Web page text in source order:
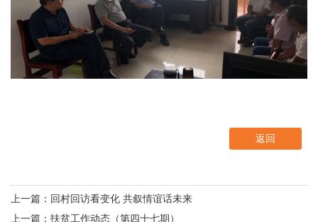
返回
上一篇：回村回访看变化 共叙情谊话未来
上一篇：扶贫工作动态（第四十七期）